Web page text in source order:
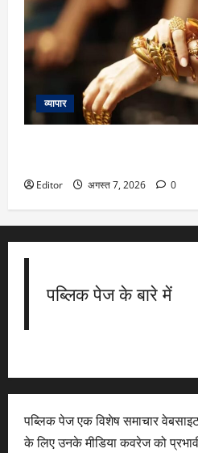
व्यापार
Editor अगस्त 7, 2026 0
पब्लिक पेज के बारे में
पब्लिक पेज एक विशेष समाचार
के लिए उनके मीडिया कवरेज को